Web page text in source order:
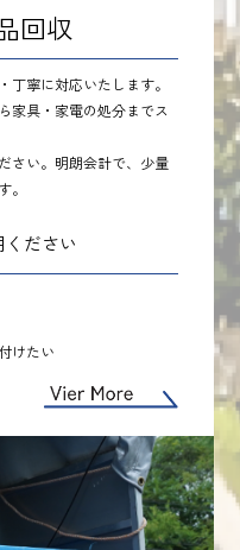
回収
丁寧に対応いたします。
家具・家電の処分までス
さい。明朗会計で、少量
。
ください
けたい